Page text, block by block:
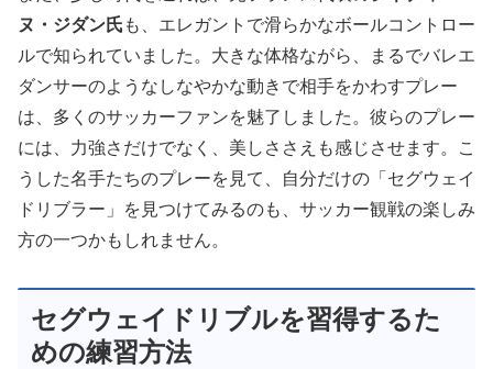
ヌ・ジダン氏 も、エレガントで滑らかなボールコントロー
ルで知られていました。大きな体格ながら、まるでバレエ
ダンサーのようなしなやかな動きで相手をかわすプレー
は、多くのサッカーファンを魅了しました。彼らのプレー
には、力強さだけでなく、美しささえも感じさせます。こ
うした名手たちのプレーを見て、自分だけの「セグウェイ
ドリブラー」を見つけてみるのも、サッカー観戦の楽しみ
方の一つかもしれません。
セグウェイドリブルを習得するた
めの練習方法